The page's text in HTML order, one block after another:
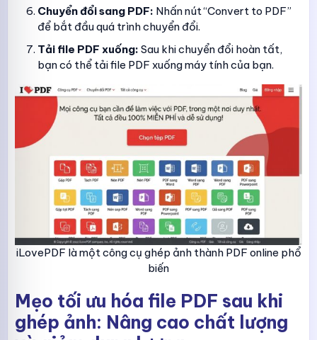
Chuyển đổi sang PDF: Nhấn nút “Convert to PDF”
để bắt đầu quá trình chuyển đổi.
Tải file PDF xuống: Sau khi chuyển đổi hoàn tất,
bạn có thể tải file PDF xuống máy tính của bạn.
iLovePDF là một công cụ ghép ảnh thành PDF online phổ
biến
Mẹo tối ưu hóa file PDF sau khi
ghép ảnh: Nâng cao chất lượng